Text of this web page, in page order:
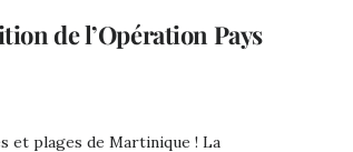
de l’Opération Pays
et plages de Martinique ! La